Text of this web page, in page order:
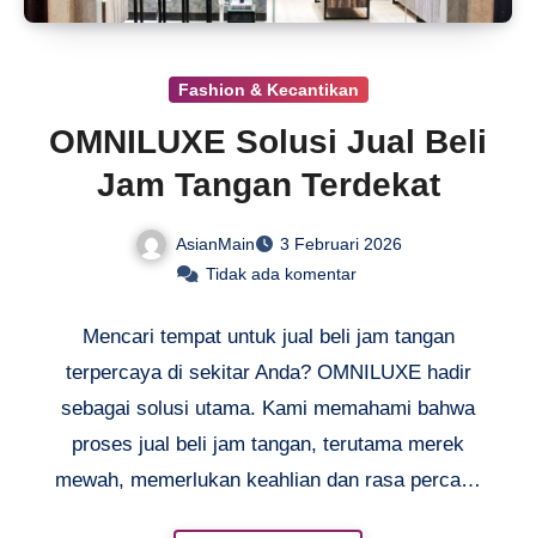
Fashion & Kecantikan
OMNILUXE Solusi Jual Beli
Jam Tangan Terdekat
AsianMain
3 Februari 2026
Tidak ada komentar
Mencari tempat untuk jual beli jam tangan
terpercaya di sekitar Anda? OMNILUXE hadir
sebagai solusi utama. Kami memahami bahwa
proses jual beli jam tangan, terutama merek
mewah, memerlukan keahlian dan rasa percaya